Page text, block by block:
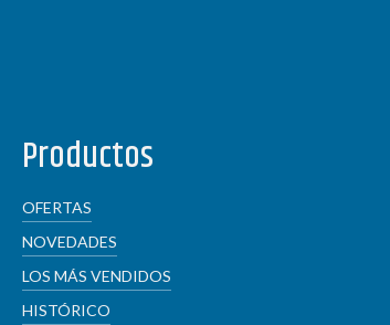
Productos
OFERTAS
NOVEDADES
LOS MÁS VENDIDOS
HISTÓRICO